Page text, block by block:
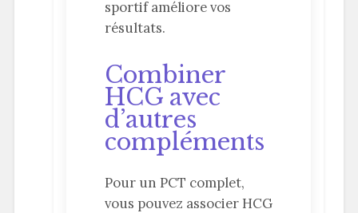
sportif améliore vos
résultats.
Combiner
HCG avec
d’autres
compléments
Pour un PCT complet,
vous pouvez associer HCG